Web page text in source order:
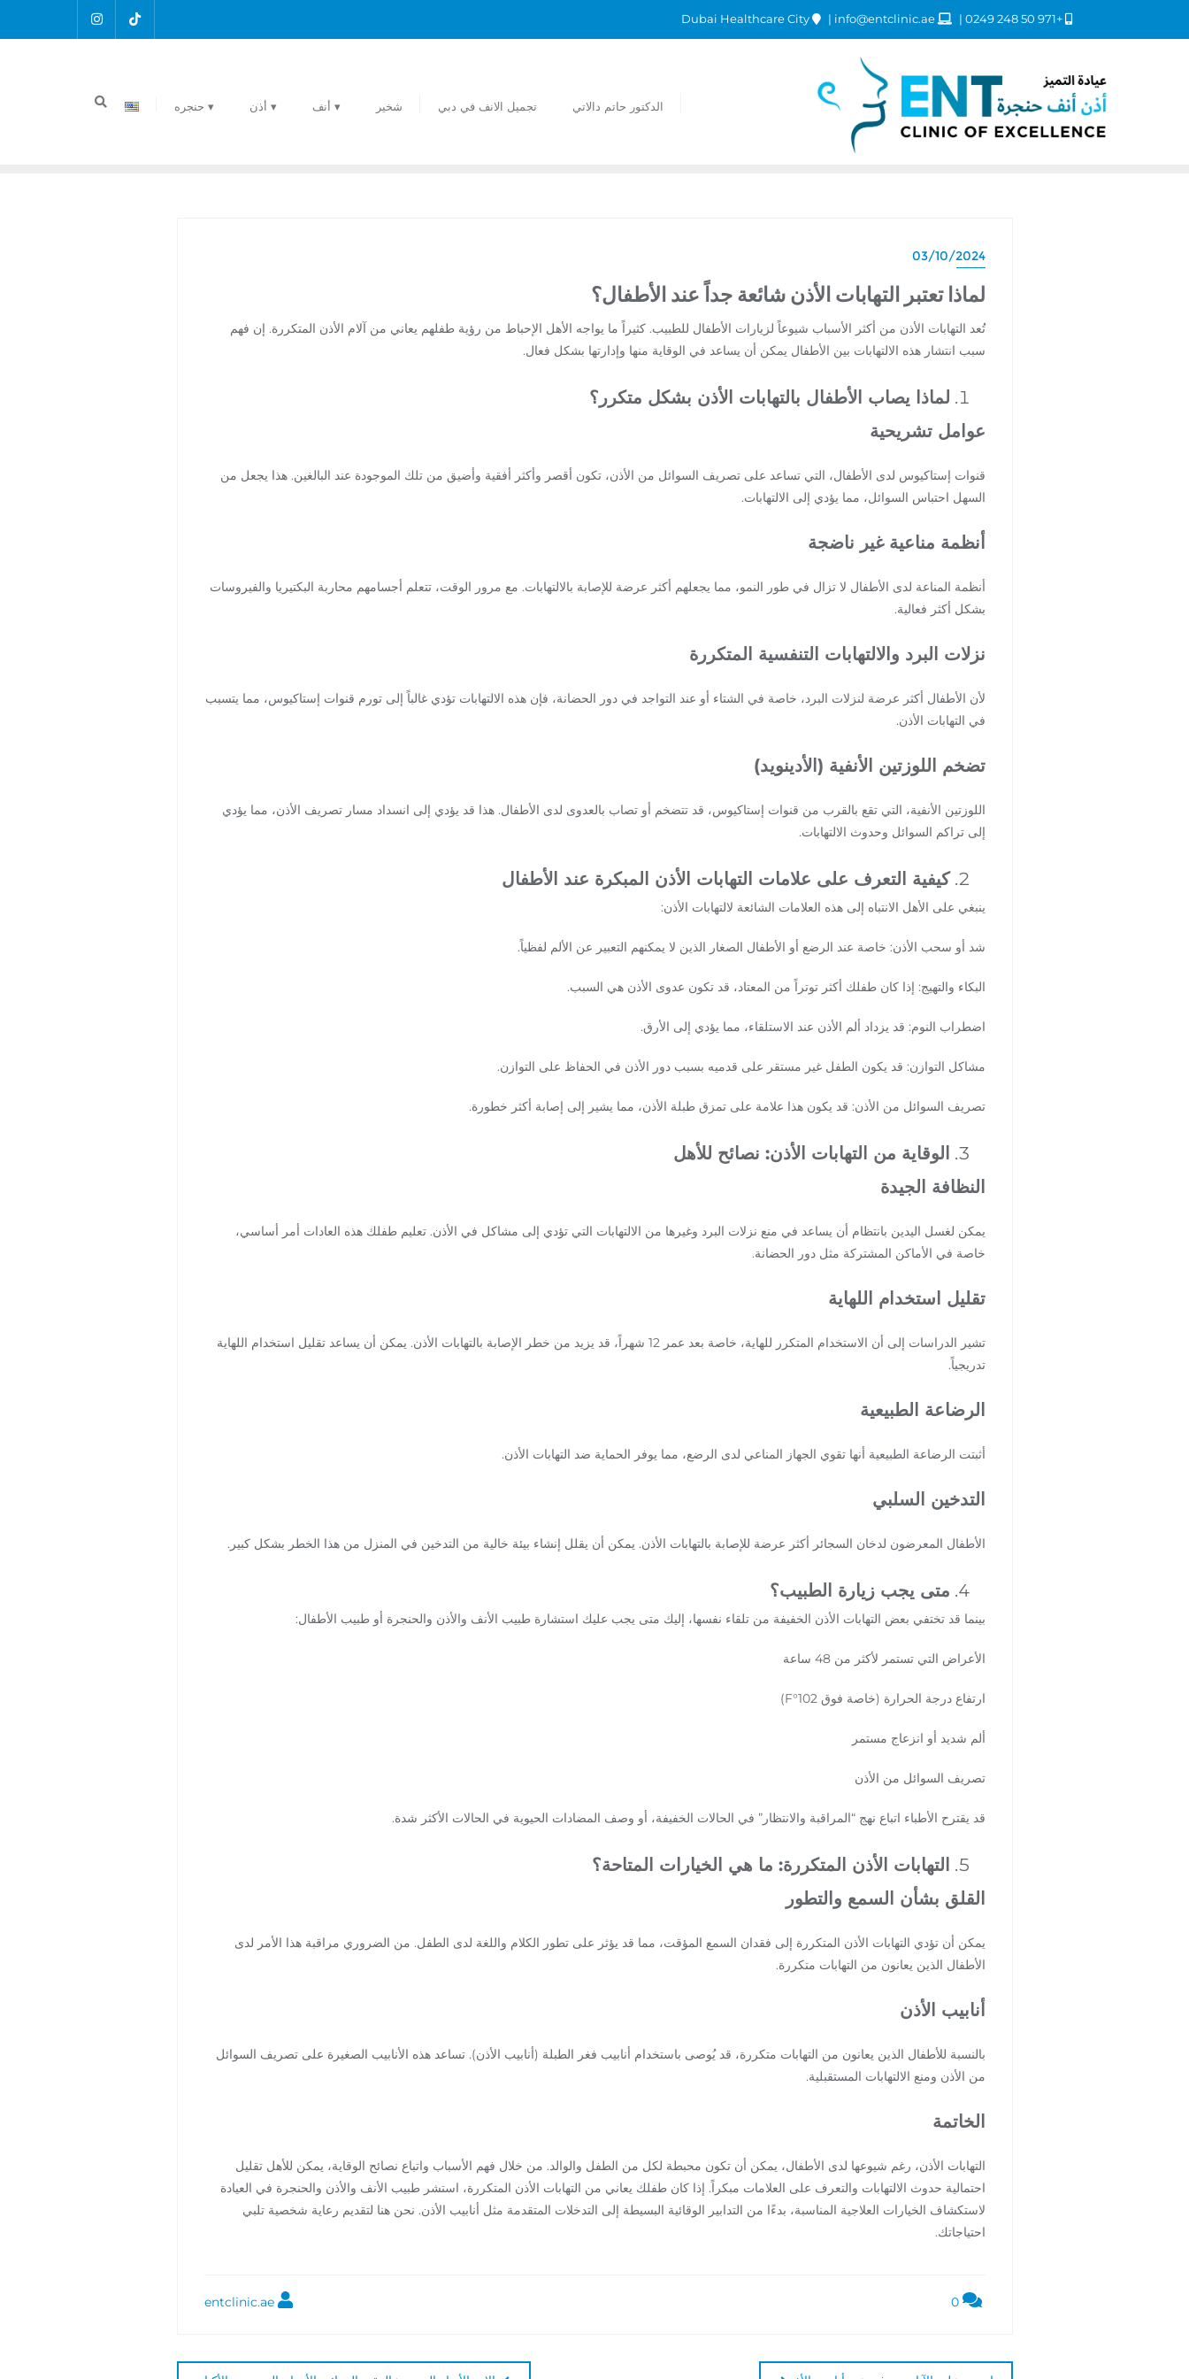
+971 50 248 0249
الدكتور حاتم دالاتي تجميل الانف في دبي شخير ▾ أنف ▾ أذن ▾ حنجره
03/10/2024
لماذا تعتبر التهابات الأذن شائعة جداً عند الأطفال؟
تُعد التهابات الأذن من أكثر الأسباب شيوعاً لزيارات الأطفال للطبيب. كثيراً ما يواجه الأهل الإحباط من رؤية طفلهم يعاني من آلام الأذن المتكررة. إن فهم
سبب انتشار هذه الالتهابات بين الأطفال يمكن أن يساعد في الوقاية منها وإدارتها بشكل فعال.
لماذا يصاب الأطفال بالتهابات الأذن بشكل متكرر؟
عوامل تشريحية
قنوات إستاكيوس لدى الأطفال، التي تساعد على تصريف السوائل من الأذن، تكون أقصر وأكثر أفقية وأضيق من تلك الموجودة عند البالغين. هذا يجعل من
السهل احتباس السوائل، مما يؤدي إلى الالتهابات.
أنظمة مناعية غير ناضجة
أنظمة المناعة لدى الأطفال لا تزال في طور النمو، مما يجعلهم أكثر عرضة للإصابة بالالتهابات. مع مرور الوقت، تتعلم أجسامهم محاربة البكتيريا والفيروسات
بشكل أكثر فعالية.
نزلات البرد والالتهابات التنفسية المتكررة
لأن الأطفال أكثر عرضة لنزلات البرد، خاصة في الشتاء أو عند التواجد في دور الحضانة، فإن هذه الالتهابات تؤدي غالباً إلى تورم قنوات إستاكيوس، مما يتسبب
في التهابات الأذن.
تضخم اللوزتين الأنفية (الأدينويد)
اللوزتين الأنفية، التي تقع بالقرب من قنوات إستاكيوس، قد تتضخم أو تصاب بالعدوى لدى الأطفال. هذا قد يؤدي إلى انسداد مسار تصريف الأذن، مما يؤدي
إلى تراكم السوائل وحدوث الالتهابات.
كيفية التعرف على علامات التهابات الأذن المبكرة عند الأطفال
ينبغي على الأهل الانتباه إلى هذه العلامات الشائعة لالتهابات الأذن:
شد أو سحب الأذن: خاصة عند الرضع أو الأطفال الصغار الذين لا يمكنهم التعبير عن الألم لفظياً.
البكاء والتهيج: إذا كان طفلك أكثر توتراً من المعتاد، قد تكون عدوى الأذن هي السبب.
اضطراب النوم: قد يزداد ألم الأذن عند الاستلقاء، مما يؤدي إلى الأرق.
مشاكل التوازن: قد يكون الطفل غير مستقر على قدميه بسبب دور الأذن في الحفاظ على التوازن.
تصريف السوائل من الأذن: قد يكون هذا علامة على تمزق طبلة الأذن، مما يشير إلى إصابة أكثر خطورة.
الوقاية من التهابات الأذن: نصائح للأهل
النظافة الجيدة
يمكن لغسل اليدين بانتظام أن يساعد في منع نزلات البرد وغيرها من الالتهابات التي تؤدي إلى مشاكل في الأذن. تعليم طفلك هذه العادات أمر أساسي،
خاصة في الأماكن المشتركة مثل دور الحضانة.
تقليل استخدام اللهاية
تشير الدراسات إلى أن الاستخدام المتكرر للهاية، خاصة بعد عمر 12 شهراً، قد يزيد من خطر الإصابة بالتهابات الأذن. يمكن أن يساعد تقليل استخدام اللهاية
تدريجياً.
الرضاعة الطبيعية
أثبتت الرضاعة الطبيعية أنها تقوي الجهاز المناعي لدى الرضع، مما يوفر الحماية ضد التهابات الأذن.
التدخين السلبي
الأطفال المعرضون لدخان السجائر أكثر عرضة للإصابة بالتهابات الأذن. يمكن أن يقلل إنشاء بيئة خالية من التدخين في المنزل من هذا الخطر بشكل كبير.
متى يجب زيارة الطبيب؟
بينما قد تختفي بعض التهابات الأذن الخفيفة من تلقاء نفسها، إليك متى يجب عليك استشارة طبيب الأنف والأذن والحنجرة أو طبيب الأطفال:
الأعراض التي تستمر لأكثر من 48 ساعة
ارتفاع درجة الحرارة (خاصة فوق 102°F)
ألم شديد أو انزعاج مستمر
تصريف السوائل من الأذن
قد يقترح الأطباء اتباع نهج “المراقبة والانتظار” في الحالات الخفيفة، أو وصف المضادات الحيوية في الحالات الأكثر شدة.
التهابات الأذن المتكررة: ما هي الخيارات المتاحة؟
القلق بشأن السمع والتطور
يمكن أن تؤدي التهابات الأذن المتكررة إلى فقدان السمع المؤقت، مما قد يؤثر على تطور الكلام واللغة لدى الطفل. من الضروري مراقبة هذا الأمر لدى
الأطفال الذين يعانون من التهابات متكررة.
أنابيب الأذن
بالنسبة للأطفال الذين يعانون من التهابات متكررة، قد يُوصى باستخدام أنابيب فغر الطبلة (أنابيب الأذن). تساعد هذه الأنابيب الصغيرة على تصريف السوائل
من الأذن ومنع الالتهابات المستقبلية.
الخاتمة
التهابات الأذن، رغم شيوعها لدى الأطفال، يمكن أن تكون محبطة لكل من الطفل والوالد. من خلال فهم الأسباب واتباع نصائح الوقاية، يمكن للأهل تقليل
احتمالية حدوث الالتهابات والتعرف على العلامات مبكراً. إذا كان طفلك يعاني من التهابات الأذن المتكررة، استشر طبيب الأنف والأذن والحنجرة في العيادة
لاستكشاف الخيارات العلاجية المناسبة، بدءًا من التدابير الوقائية البسيطة إلى التدخلات المتقدمة مثل أنابيب الأذن. نحن هنا لتقديم رعاية شخصية تلبي
احتياجاتك.
entclinic.ae 0